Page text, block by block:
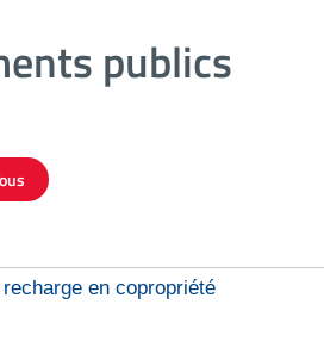
publics
en copropriété